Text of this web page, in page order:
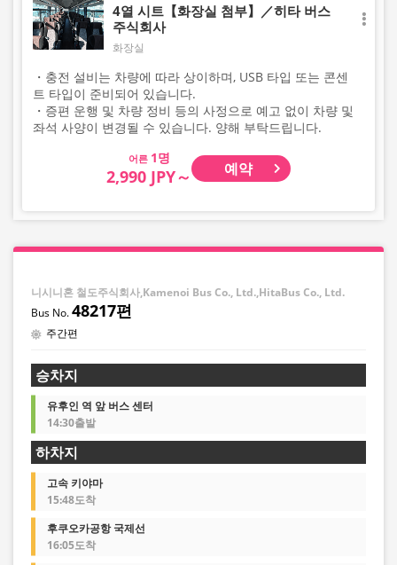
4열 시트【화장실 첨부】／히타 버스
주식회사
화장실
・충전 설비는 차량에 따라 상이하며, USB 타입 또는 콘센
트 타입이 준비되어 있습니다.
・증편 운행 및 차량 정비 등의 사정으로 예고 없이 차량 및
좌석 사양이 변경될 수 있습니다. 양해 부탁드립니다.
어른
2,990 JPY～ 예약
니시니혼 철도주식회사,Kamenoi Bus Co., Ltd.,HitaBus Co., Ltd.
48217편
주간편
승차지
유후인 역 앞 버스 센터
14:30출발
하차지
고속 키야마
15:48도착
후쿠오카공항 국제선
16:05도착